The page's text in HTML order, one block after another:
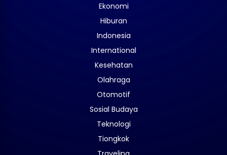
Ekonomi
Hiburan
Indonesia
International
Kesehatan
Olahraga
Otomotif
Sosial Budaya
Teknologi
Tiongkok